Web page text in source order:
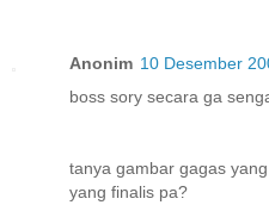
Anonim 10 Desember
boss sory secara ga
tanya gambar gagas
yang finalis pa?